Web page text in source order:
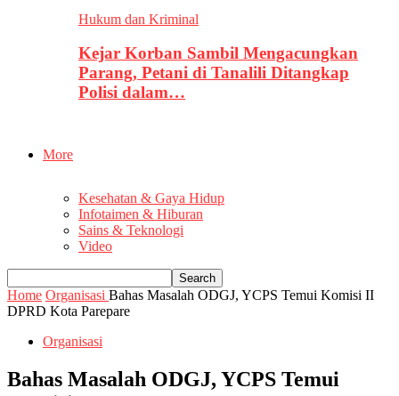
Hukum dan Kriminal
Kejar Korban Sambil Mengacungkan
Parang, Petani di Tanalili Ditangkap
Polisi dalam…
More
Kesehatan & Gaya Hidup
Infotaimen & Hiburan
Sains & Teknologi
Video
Home Organisasi Bahas Masalah ODGJ, YCPS Temui Komisi II
DPRD Kota Parepare
Organisasi
Bahas Masalah ODGJ, YCPS Temui